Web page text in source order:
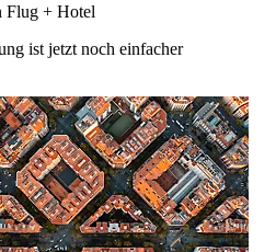
Flug + Hotel
ist jetzt noch einfacher